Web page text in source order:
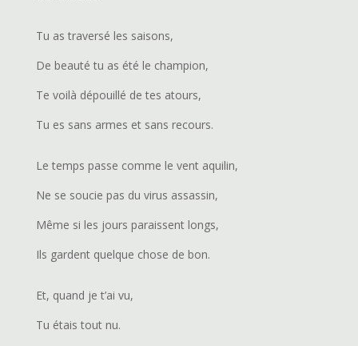
Tu as traversé les saisons,
De beauté tu as été le champion,
Te voilà dépouillé de tes atours,
Tu es sans armes et sans recours.
Le temps passe comme le vent aquilin,
Ne se soucie pas du virus assassin,
Même si les jours paraissent longs,
Ils gardent quelque chose de bon.
Et, quand je t’ai vu,
Tu étais tout nu.